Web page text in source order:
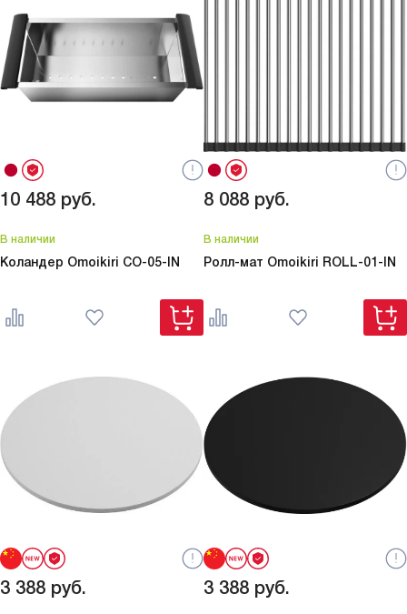
10 488 руб.
В наличии
Коландер Omoikiri CO-05-IN
8 088 руб.
В наличии
Ролл-мат Omoikiri ROLL-01-IN
3 388 руб. 3 388 руб.